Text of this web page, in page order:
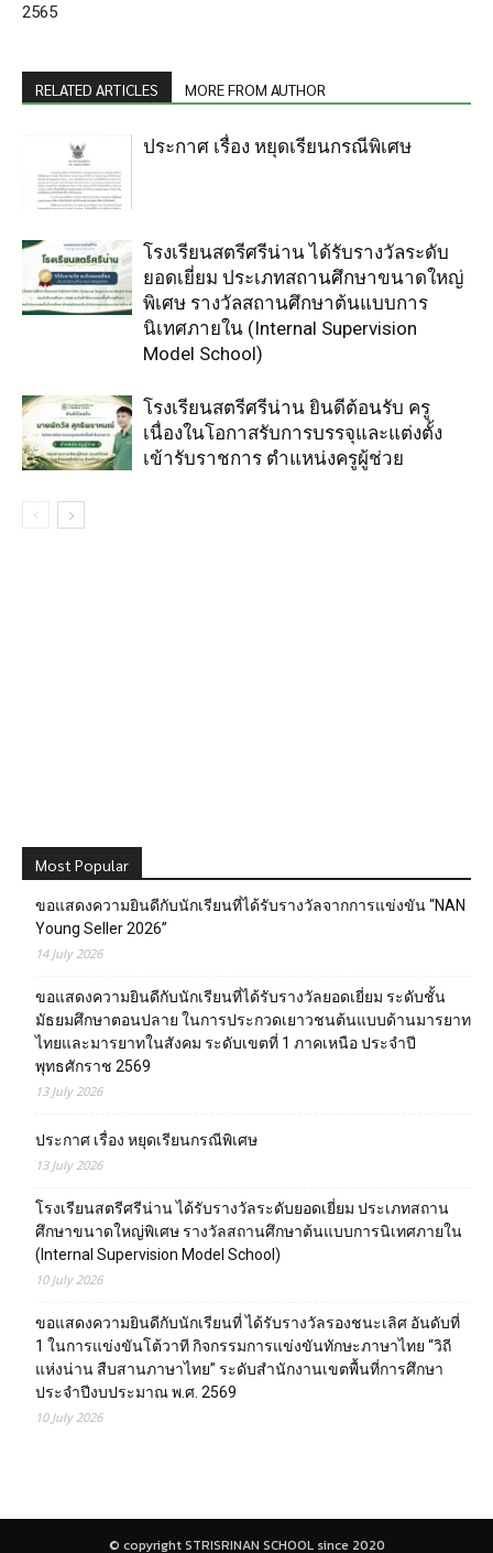
2565
RELATED ARTICLES MORE FROM AUTHOR
ประกาศ เรื่อง หยุดเรียนกรณีพิเศษ
โรงเรียนสตรีศรีน่าน ได้รับรางวัลระดับ
ยอดเยี่ยม ประเภทสถานศึกษาขนาดใหญ่
พิเศษ รางวัลสถานศึกษาต้นแบบการ
นิเทศภายใน (Internal Supervision
Model School)
โรงเรียนสตรีศรีน่าน ยินดีต้อนรับ ครู
เนื่องในโอกาสรับการบรรจุและแต่งตั้ง
เข้ารับราชการ ตำแหน่งครูผู้ช่วย
Most Popular
ขอแสดงความยินดีกับนักเรียนที่ได้รับรางวัลจากการแข่งขัน “NAN
Young Seller 2026”
14 July 2026
ขอแสดงความยินดีกับนักเรียนที่ได้รับรางวัลยอดเยี่ยม ระดับชั้น
มัธยมศึกษาตอนปลาย ในการประกวดเยาวชนต้นแบบด้านมารยาท
ไทยและมารยาทในสังคม ระดับเขตที่ 1 ภาคเหนือ ประจำปี
พุทธศักราช 2569
13 July 2026
ประกาศ เรื่อง หยุดเรียนกรณีพิเศษ
13 July 2026
โรงเรียนสตรีศรีน่าน ได้รับรางวัลระดับยอดเยี่ยม ประเภทสถาน
ศึกษาขนาดใหญ่พิเศษ รางวัลสถานศึกษาต้นแบบการนิเทศภายใน
(Internal Supervision Model School)
10 July 2026
ขอแสดงความยินดีกับนักเรียนที่ ได้รับรางวัลรองชนะเลิศ อันดับที่
1 ในการแข่งขันโต้วาที กิจกรรมการแข่งขันทักษะภาษาไทย “วิถี
แห่งน่าน สืบสานภาษาไทย” ระดับสำนักงานเขตพื้นที่การศึกษา
ประจำปีงบประมาณ พ.ศ. 2569
10 July 2026
© copyright STRISRINAN SCHOOL since 2020